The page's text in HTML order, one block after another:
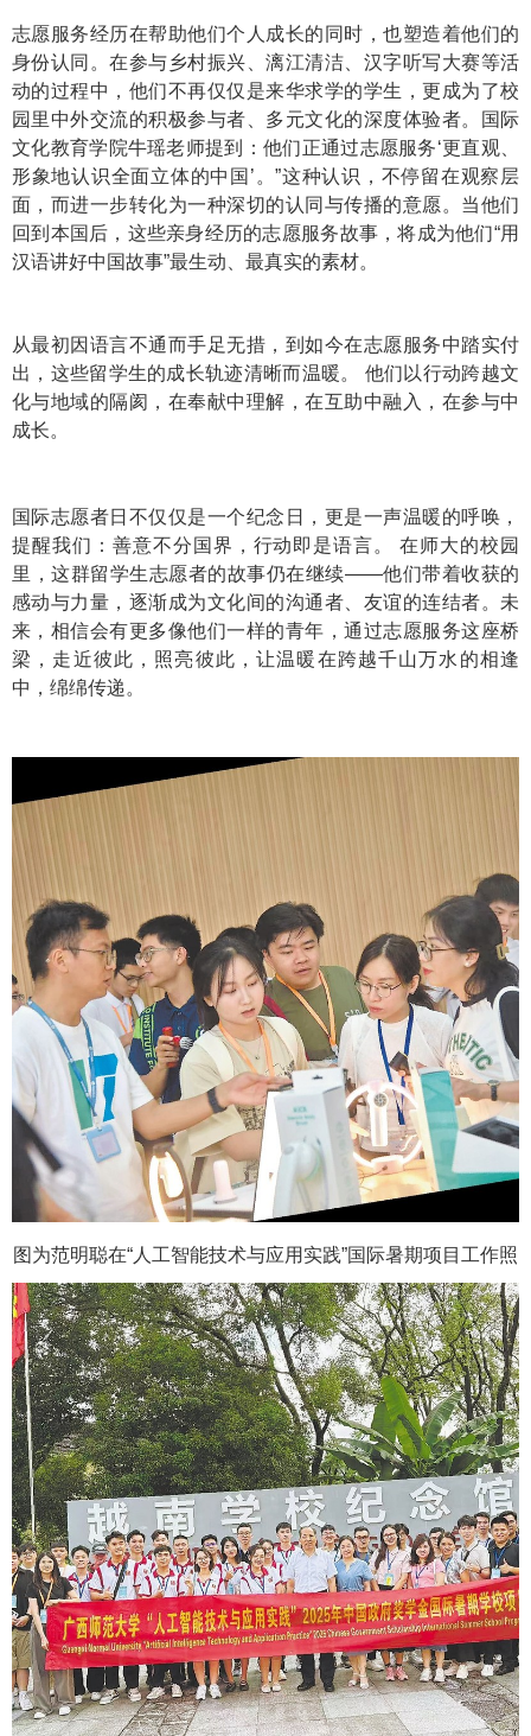
志愿服务经历在帮助他们个人成长的同时，也塑造着他们的
身份认同。在参与乡村振兴、漓江清洁、汉字听写大赛等活
动的过程中，他们不再仅仅是来华求学的学生，更成为了校
园里中外交流的积极参与者、多元文化的深度体验者。国际
文化教育学院牛瑶老师提到：他们正通过志愿服务‘更直观、
形象地认识全面立体的中国’。”这种认识，不停留在观察层
面，而进一步转化为一种深切的认同与传播的意愿。当他们
回到本国后，这些亲身经历的志愿服务故事，将成为他们“用
汉语讲好中国故事”最生动、最真实的素材。
从最初因语言不通而手足无措，到如今在志愿服务中踏实付
出，这些留学生的成长轨迹清晰而温暖。 他们以行动跨越文
化与地域的隔阂，在奉献中理解，在互助中融入，在参与中
成长。
国际志愿者日不仅仅是一个纪念日，更是一声温暖的呼唤，
提醒我们：善意不分国界，行动即是语言。 在师大的校园
里，这群留学生志愿者的故事仍在继续——他们带着收获的
感动与力量，逐渐成为文化间的沟通者、友谊的连结者。未
来，相信会有更多像他们一样的青年，通过志愿服务这座桥
梁，走近彼此，照亮彼此，让温暖在跨越千山万水的相逢
中，绵绵传递。
图为范明聪在“人工智能技术与应用实践”国际暑期项目工作照